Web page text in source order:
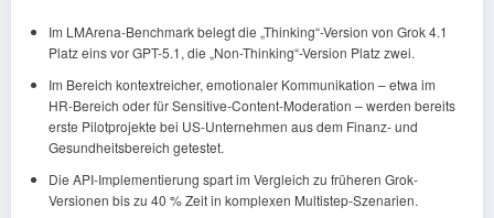
Im LMArena-Benchmark belegt die „Thinking“-Version von Grok 4.1
Platz eins vor GPT-5.1, die „Non-Thinking“-Version Platz zwei.
Im Bereich kontextreicher, emotionaler Kommunikation – etwa im
HR-Bereich oder für Sensitive-Content-Moderation – werden bereits
erste Pilotprojekte bei US-Unternehmen aus dem Finanz- und
Gesundheitsbereich getestet.
Die API-Implementierung spart im Vergleich zu früheren Grok-
Versionen bis zu 40 % Zeit in komplexen Multistep-Szenarien.